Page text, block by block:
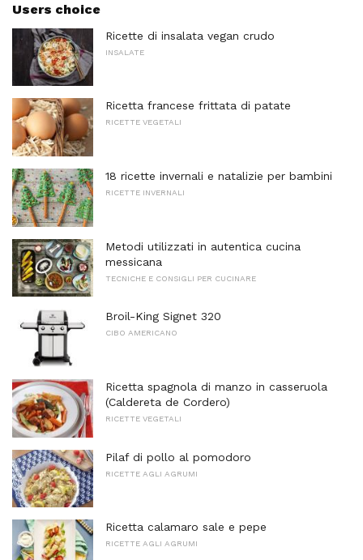
Users choice
Ricette di insalata vegan crudo
INSALATE
Ricetta francese frittata di patate
RICETTE VEGETALI
18 ricette invernali e natalizie per bambini
RICETTE INVERNALI
Metodi utilizzati in autentica cucina
messicana
TECNICHE E CONSIGLI PER CUCINARE
Broil-King Signet 320
CIBO AMERICANO
Ricetta spagnola di manzo in casseruola
(Caldereta de Cordero)
RICETTE VEGETALI
Pilaf di pollo al pomodoro
RICETTE AGLI AGRUMI
Ricetta calamaro sale e pepe
RICETTE AGLI AGRUMI